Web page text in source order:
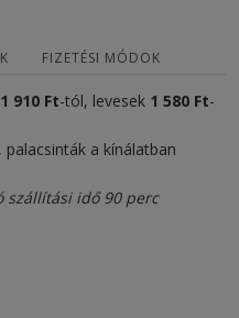
FIZETÉSI MÓDOK
1 910 Ft-tól, levesek 1 580 Ft-
a kínálatban
szállítási idő 90 perc